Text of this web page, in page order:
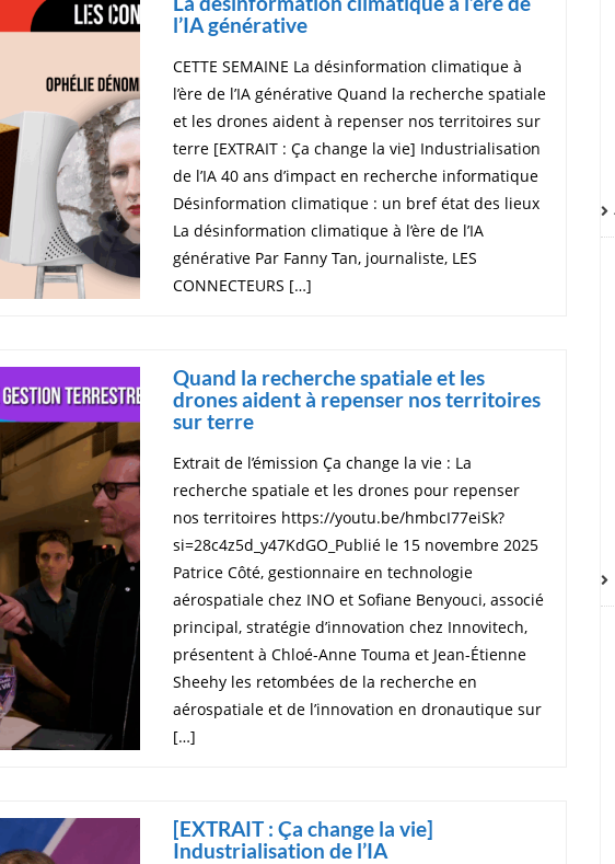
l’IA générative
CETTE SEMAINE La désinformation climatique à
l’ère de l’IA générative Quand la recherche spatiale
et les drones aident à repenser nos territoires sur
terre [EXTRAIT : Ça change la vie] Industrialisation
de l’IA 40 ans d’impact en recherche informatique
Désinformation climatique : un bref état des lieux
La désinformation climatique à l’ère de l’IA
générative Par Fanny Tan, journaliste, LES
CONNECTEURS […]
Quand la recherche spatiale et les
drones aident à repenser nos territoires
sur terre
Extrait de l’émission Ça change la vie : La
recherche spatiale et les drones pour repenser
nos territoires https://youtu.be/hmbcI77eiSk?
si=28c4z5d_y47KdGO_Publié le 15 novembre 2025
Patrice Côté, gestionnaire en technologie
aérospatiale chez INO et Sofiane Benyouci, associé
principal, stratégie d’innovation chez Innovitech,
présentent à Chloé-Anne Touma et Jean-Étienne
Sheehy les retombées de la recherche en
aérospatiale et de l’innovation en dronautique sur
[…]
[EXTRAIT : Ça change la vie]
Industrialisation de l’IA